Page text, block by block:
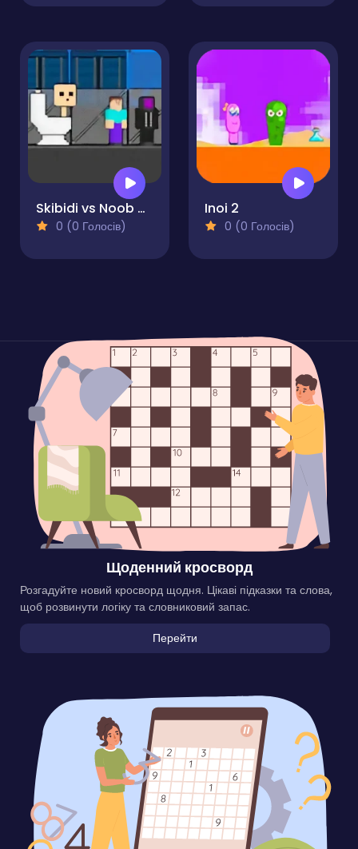
Skibidi vs Noob & Cameraman
0 (0 Голосів)
Inoi 2
0 (0 Голосів)
Щоденний кросворд
Розгадуйте новий кросворд щодня. Цікаві підказки та слова,
щоб розвинути логіку та словниковий запас.
Перейти